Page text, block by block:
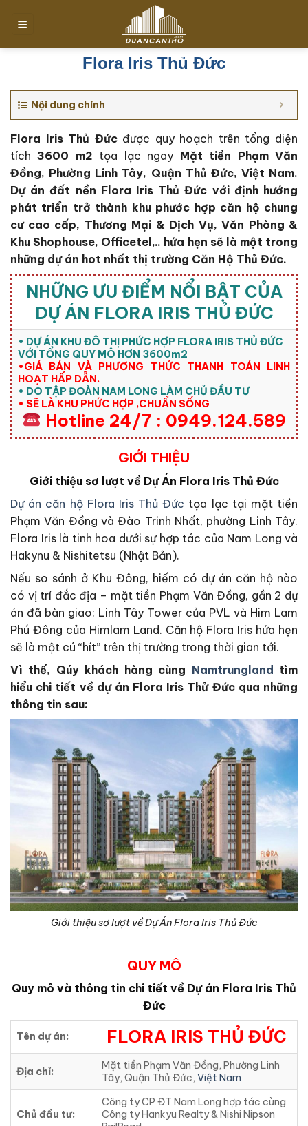
đến
Flora Iris Thủ Đức
Nội dung chính
Flora Iris Thủ Đứcđược quy hoạch trên tổng diện
tích 3600 m2 tọa lạc ngay Mặt tiền Phạm Văn
Đồng, Phường Linh Tây, Quận Thủ Đức, Việt Nam.
Dự án đất nền Flora Iris Thủ Đức với định hướng
phát triển trở thành khu phước hợp căn hộ chung
cư cao cấp, Thương Mại & Dịch Vụ, Văn Phòng &
Khu Shophouse, Officetel,.. hứa hẹn sẽ là một trong
những dự án hot nhất thị trường Căn Hộ Thủ Đức.
NHỮNG ƯU ĐIỂM NỔI BẬT CỦA
DỰ ÁN FLORA IRIS THỦ ĐỨC
• DỰ ÁN KHU ĐÔ THỊ PHỨC HỢP FLORA IRIS THỦ ĐỨC
VỚI TỔNG QUY MÔ HƠN 3600m2
•GIÁ BÁN VÀ PHƯƠNG THỨC THANH TOÁN LINH
HOẠT HẤP DẪN.
• DO TẬP ĐOÀN NAM LONG LÀM CHỦ ĐẦU TƯ
• SẼ LÀ KHU PHỨC HỢP ,CHUẨN SỐNG
Hotline 24/7 : 0949.124.589
GIỚI THIỆU
Giới thiệu sơ lượt về Dự Án Flora Iris Thủ Đức
Dự án căn hộ Flora Iris Thủ Đức tọa lạc tại mặt tiền
Phạm Văn Đồng và Đào Trinh Nhất, phường Linh Tây.
Flora Iris là tinh hoa dưới sự hợp tác của Nam Long và
Hakynu & Nishitetsu (Nhật Bản).
Nếu so sánh ở Khu Đông, hiếm có dự án căn hộ nào
có vị trí đắc địa – mặt tiền Phạm Văn Đồng, gần 2 dự
án đã bàn giao: Linh Tây Tower của PVL và Him Lam
Phú Đông của Himlam Land. Căn hộ Flora Iris hứa hẹn
sẽ là một cú “hít” trên thị trường trong thời gian tới.
Vì thế, Qúy khách hàng cùng Namtrungland tìm
hiểu chi tiết về dự án Flora Iris Thử Đức qua những
thông tin sau:
Giới thiệu sơ lượt về Dự Án Flora Iris Thủ Đức
QUY MÔ
Quy mô và thông tin chi tiết về Dự án Flora Iris Thủ
Đức
Tên dự án: FLORA IRIS THỦ ĐỨC
Địa chỉ:
Mặt tiền Phạm Văn Đồng, Phường Linh
Tây, Quận Thủ Đức, Việt Nam
Chủ đầu tư:
Công ty CP ĐT Nam Long hợp tác cùng
Công ty Hankyu Realty & Nishi Nipson